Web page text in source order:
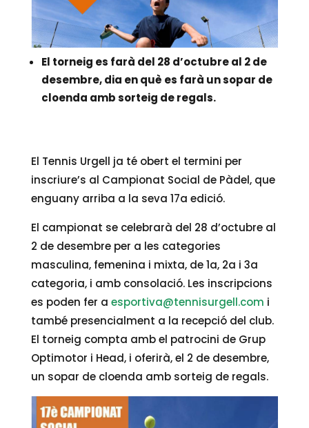
El torneig es farà del 28 d’octubre al 2 de
desembre, dia en què es farà un sopar de
cloenda amb sorteig de regals.
El Tennis Urgell ja té obert el termini per
inscriure’s al Campionat Social de Pàdel, que
enguany arriba a la seva 17a edició.
El campionat se celebrarà del 28 d’octubre al
2 de desembre per a les categories
masculina, femenina i mixta, de 1a, 2a i 3a
categoria, i amb consolació. Les inscripcions
es poden fer a esportiva@tennisurgell.com i
també presencialment a la recepció del club.
El torneig compta amb el patrocini de Grup
Optimotor i Head, i oferirà, el 2 de desembre,
un sopar de cloenda amb sorteig de regals.